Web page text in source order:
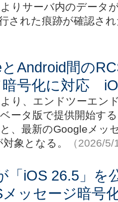
りサーバ内のデータ
された痕跡が確認さ
Android間の
暗号化に対応
り、エンドツーエン
ータ版で提供開始す
、最新のGoogleメッ
象となる。
（2026/
「iOS 26.5」を
ッセージ暗号